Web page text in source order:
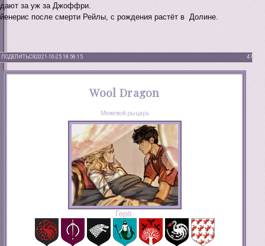
за уж за Джоффри.
после смерти Рейлы, с рождения растёт в Долине.
ПОДЕЛИТЬСЯ 47
2021-10-25 18:56:15
Wool Dragon
Межевой рыцарь
Герб: